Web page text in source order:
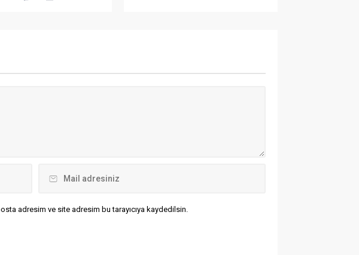
zaman, içerisinde Kıbrıs
Onun için bölgede
dağıtacak olan, halkların örgütlü ve
adresim ve site adresim bu tarayıcıya kaydedilsin.